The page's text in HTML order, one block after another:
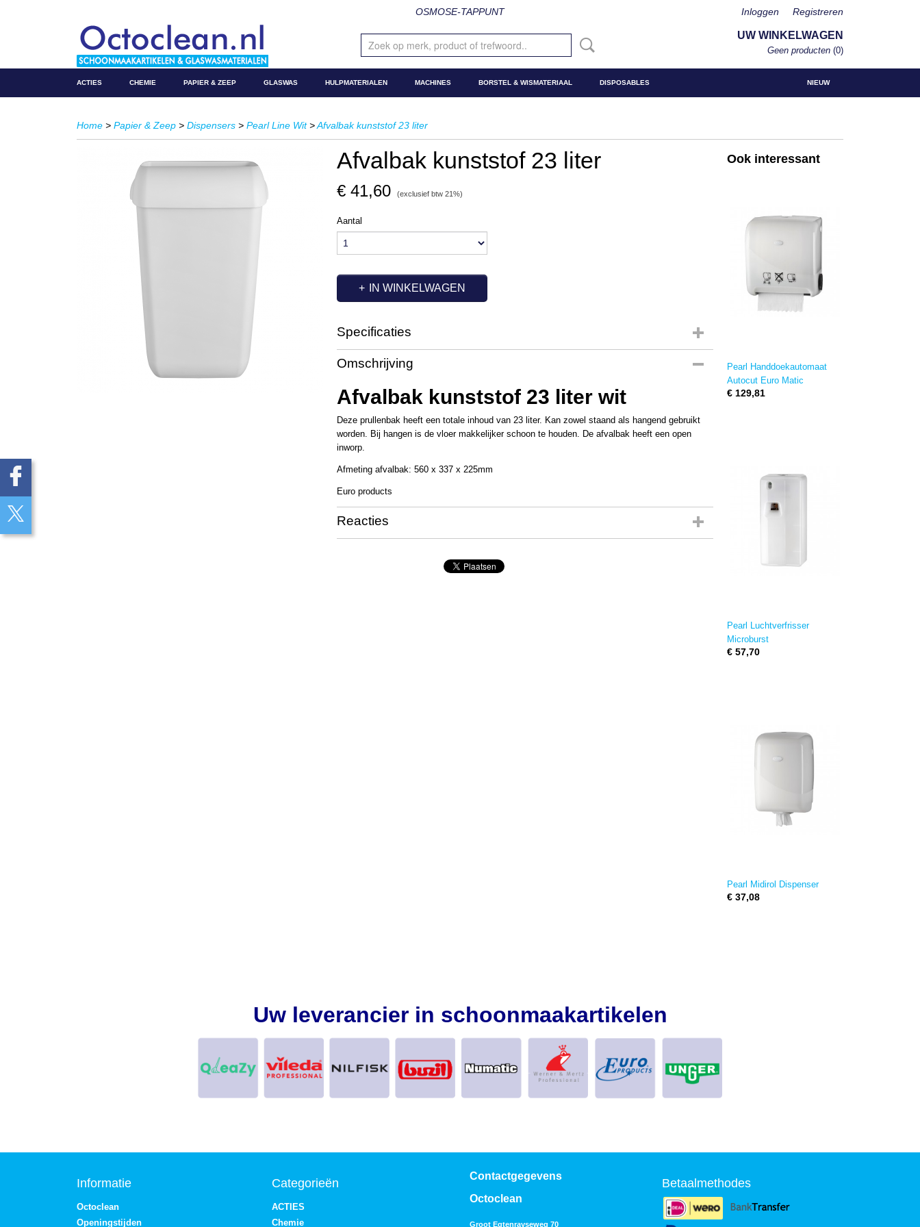
OSMOSE-TAPPUNT Inloggen Registreren
UW WINKELWAGEN
Geen producten (0)
NIEUW
ACTIES CHEMIE PAPIER & ZEEP GLASWAS HULPMATERIALEN MACHINES BORSTEL & WISMATERIAAL DISPOSABLES
Home > Papier & Zeep > Dispensers > Pearl Line Wit>Afvalbak kunststof 23 liter
Afvalbak kunststof 23 liter
€ 41,60 (exclusief btw 21%)
Aantal
IN WINKELWAGEN
Specificaties
Productcode
Productcode leverancier
Omschrijving
Afvalbak kunststof 23 liter wit
Deze prullenbak heeft een totale inhoud van 23 liter. Kan zowel staand als hangend gebruikt
worden. Bij hangen is de vloer makkelijker schoon te houden. De afvalbak heeft een open
inworp.
Afmeting afvalbak: 560 x 337 x 225mm
Euro products
Reacties
Ook interessant
Pearl Handdoekautomaat
Autocut Euro Matic
€ 129,81
Pearl Luchtverfrisser
Microburst
€ 57,70
Pearl Midirol Dispenser
€ 37,08
Uw leverancier in schoonmaakartikelen
Informatie
Octoclean
Openingstijden
Categorieën
ACTIES
Chemie
Contactgegevens
Octoclean
Groot Egtenrayseweg 70
Betaalmethodes